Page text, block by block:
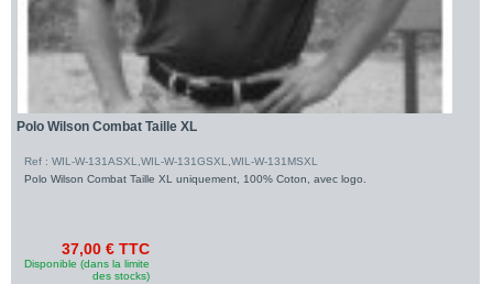
Polo Wilson Combat Taille XL
Ref : WIL-W-131ASXL,WIL-W-131GSXL,WIL-W-131MSXL
Polo Wilson Combat Taille XL uniquement, 100% Coton, avec logo.
37,00 € TTC
Disponible (dans la limite
des stocks)